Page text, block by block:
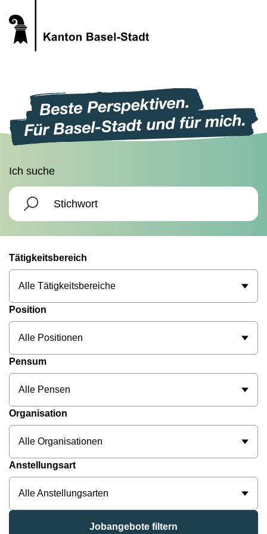
Ich suche
Tätigkeitsbereich
Alle Tätigkeitsbereiche
Position
Alle Positionen
Pensum
Alle Pensen
Organisation
Alle Organisationen
Anstellungsart
Alle Anstellungsarten
Jobangebote filtern